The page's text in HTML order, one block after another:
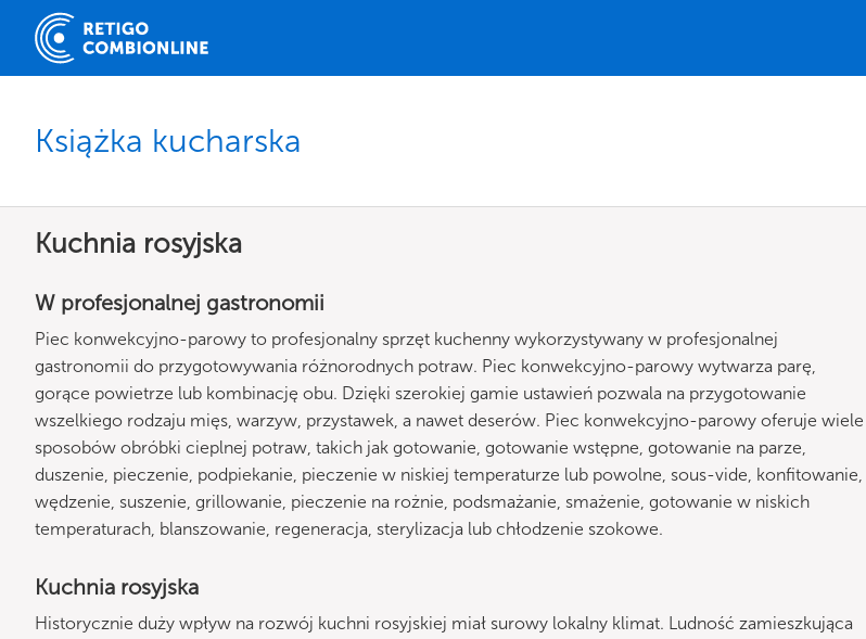
Książka kucharska
Kuchnia rosyjska
W profesjonalnej gastronomii
Piec konwekcyjno-parowy to profesjonalny sprzęt kuchenny wykorzystywany w profesjonalnej
gastronomii do przygotowywania różnorodnych potraw. Piec konwekcyjno-parowy wytwarza parę,
gorące powietrze lub kombinację obu. Dzięki szerokiej gamie ustawień pozwala na przygotowanie
wszelkiego rodzaju mięs, warzyw, przystawek, a nawet deserów. Piec konwekcyjno-parowy oferuje wiele
sposobów obróbki cieplnej potraw, takich jak gotowanie, gotowanie wstępne, gotowanie na parze,
duszenie, pieczenie, podpiekanie, pieczenie w niskiej temperaturze lub powolne, sous-vide, konfitowanie,
wędzenie, suszenie, grillowanie, pieczenie na rożnie, podsmażanie, smażenie, gotowanie w niskich
temperaturach, blanszowanie, regeneracja, sterylizacja lub chłodzenie szokowe.
Kuchnia rosyjska
Historycznie duży wpływ na rozwój kuchni rosyjskiej miał surowy lokalny klimat. Ludność zamieszkująca